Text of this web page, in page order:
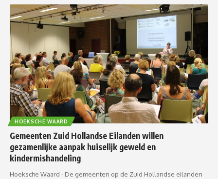
HOEKSCHE WAARD
Gemeenten Zuid Hollandse Eilanden willen
gezamenlijke aanpak huiselijk geweld en
kindermishandeling
Hoeksche Waard - De gemeenten op de Zuid Hollandse eilanden